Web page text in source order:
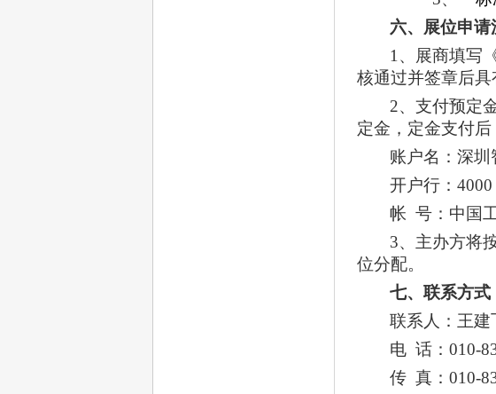
六、展位申请
1 、展商填写
核通过并签章后具
2、支付预定
定金，定金支付
账户名：深圳
开户行：4000
帐 号：中国
3、主办方将
位分配。
七、联系方式
联系人：王建
电 话：010-
传 真：010-